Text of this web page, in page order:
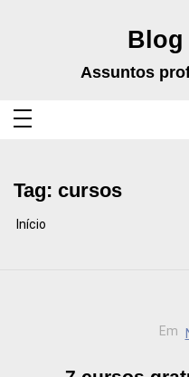
Blog
Assuntos
Tag: cursos
Início
Em